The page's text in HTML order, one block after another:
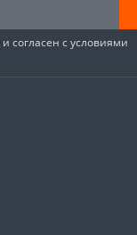
и согласен с условиями